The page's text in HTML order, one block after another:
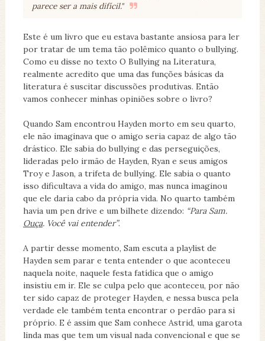
parece ser a mais difícil."
Este é um livro que eu estava bastante ansiosa para ler
por tratar de um tema tão polêmico quanto o bullying.
Como eu disse no texto O Bullying na Literatura,
realmente acredito que uma das funções básicas da
literatura é suscitar discussões produtivas. Então
vamos conhecer minhas opiniões sobre o livro?
Quando Sam encontrou Hayden morto em seu quarto,
ele não imaginava que o amigo seria capaz de algo tão
drástico. Ele sabia do bullying e das perseguições,
lideradas pelo irmão de Hayden, Ryan e seus amigos
Troy e Jason, a trifeta de bullying. Ele sabia o quanto
isso dificultava a vida do amigo, mas nunca imaginou
que ele daria cabo da própria vida. No quarto também
havia um pen drive e um bilhete dizendo: “Para Sam.
Ouça. Você vai entender”.
A partir desse momento, Sam escuta a playlist de
Hayden sem parar e tenta entender o que aconteceu
naquela noite, naquele festa fatídica que o amigo
insistiu em ir. Ele se culpa pelo que aconteceu, por não
ter sido capaz de proteger Hayden, e nessa busca pela
verdade ele também tenta encontrar o perdão para si
próprio. E é assim que Sam conhece Astrid, uma garota
linda mas que tem um visual nada convencional e que se